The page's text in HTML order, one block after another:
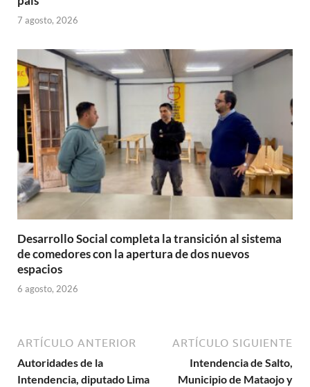
7 agosto, 2026
Desarrollo Social completa la transición al sistema
de comedores con la apertura de dos nuevos
espacios
6 agosto, 2026
ARTÍCULO ANTERIOR
Autoridades de la
Intendencia, diputado Lima
ARTÍCULO SIGUIENTE
Intendencia de Salto,
Municipio de Mataojo y